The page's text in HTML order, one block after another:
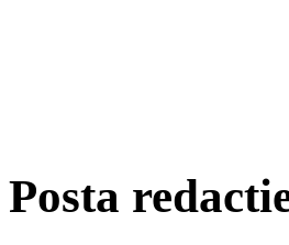
Posta